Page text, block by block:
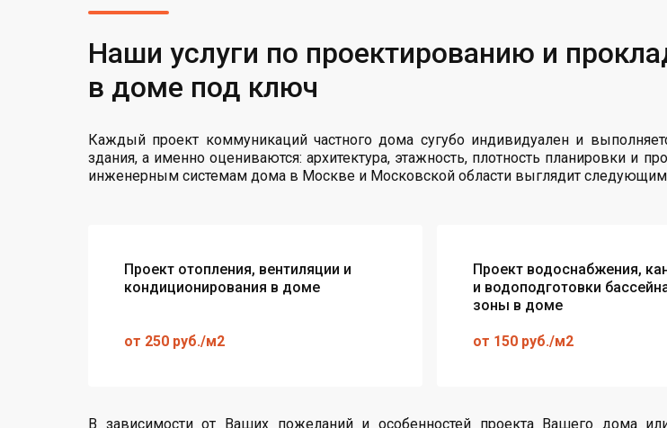
Наши услуги по проектированию и
в доме под ключ
Каждый проект коммуникаций частного дома сугубо индивидуален и
здания, а именно оцениваются: архитектура, этажность, плотность планировки и
инженерным системам дома в Москве и Московской области выглядит
Проект отопления, вентиляции и
кондиционирования в доме
от 250 руб./м2
Проект водоснабжения,
и водоподготовки
зоны в доме
от 150 руб./м2
В зависимости от Ваших пожеланий и особенностей проекта Вашего дома